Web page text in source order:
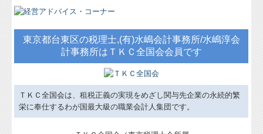
経営改善オンデマンド講座
TKCのFinTechサービス
東京都台東区の税理士,(有)水嶋会計事務所/水嶋淳会
計事務所はＴＫＣ全国会会員です
ＴＫＣ全国会は、租税正義の実現をめざし関与先企業の永続的繁
栄に奉仕するわが国最大級の職業会計人集団です。